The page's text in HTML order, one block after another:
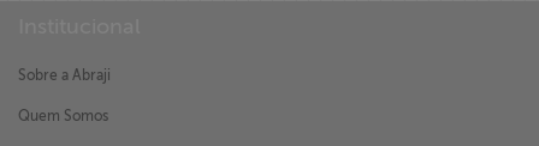
Sobre a Abraji
Quem Somos